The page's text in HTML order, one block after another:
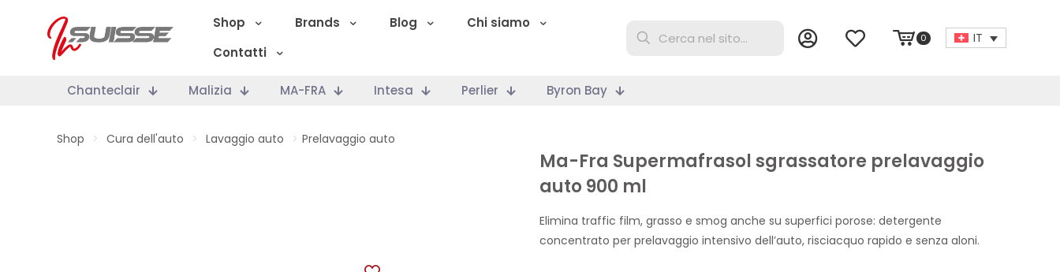
Shop Brands Blog
Chi siamo
Contatti
0 IT
Chanteclair Malizia MA-FRA Intesa Perlier Byron Bay
Shop > Cura dell'auto > Lavaggio auto > Prelavaggio auto
Ma-Fra Supermafrasol sgrassatore prelavaggio
auto 900 ml
Elimina traffic film, grasso e smog anche su superfici porose: detergente
concentrato per prelavaggio intensivo dell’auto, risciacquo rapido e senza aloni.